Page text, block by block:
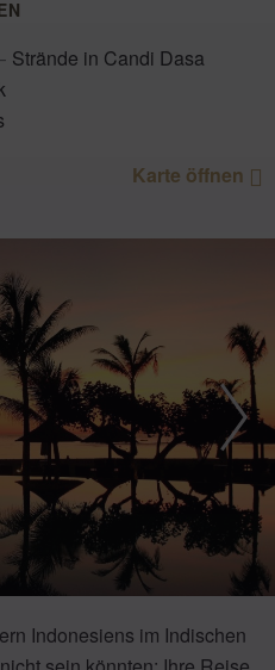
Strände in Candi Dasa
Karte öffnen
Indonesiens im Indischen